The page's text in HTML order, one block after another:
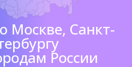
Москве, Санкт-
России